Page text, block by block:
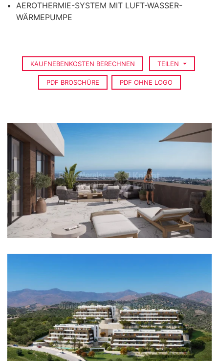
AEROTHERMIE-SYSTEM MIT LUFT-WASSER-
WÄRMEPUMPE
KAUFNEBENKOSTEN BERECHNEN TEILEN
PDF BROSCHÜRE PDF OHNE LOGO